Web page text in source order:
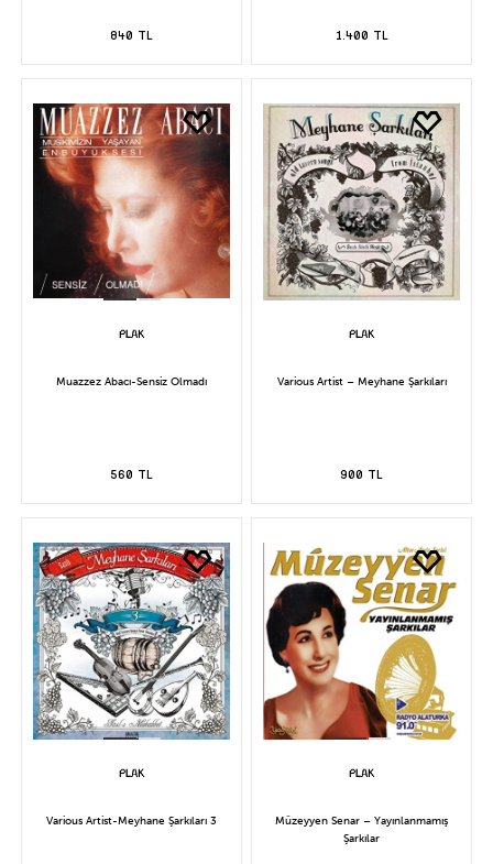
840 TL 1.400 TL
Muazzez Abacı-Sensiz Olmadı
560 TL
Various Artist – Meyhane Şarkıları
900 TL
Various Artist-Meyhane Şarkıları 3
Müzeyyen Senar – Yayınlanmamış
Şarkılar